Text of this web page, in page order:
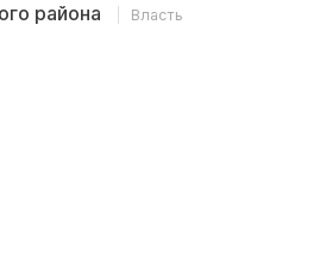
района
Власть